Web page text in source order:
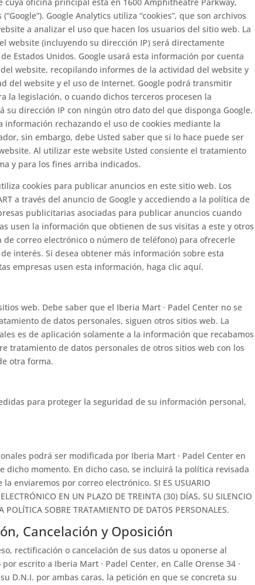
Google Analytics utiliza “cookies”, que son archivos
a analizar el uso que hacen los usuarios del sitio web. La
website (incluyendo su dirección IP) será directamente
Estados Unidos. Google usará esta información por cuenta
website, recopilando informes de la actividad del website y
del website y el uso de Internet. Google podrá transmitir
la legislación, o cuando dichos terceros procesen la
su dirección IP con ningún otro dato del que disponga Google.
rechazando el uso de cookies mediante la
sin embargo, debe Usted saber que si lo hace puede ser
Al utilizar este website Usted consiente el tratamiento
y para los fines arriba indicados.
cookies para publicar anuncios en este sitio web. Los
a través del anuncio de Google y accediendo a la política de
publicitarias asociadas para publicar anuncios cuando
usen la información que obtienen de sus visitas a este y otros
correo electrónico o número de teléfono) para ofrecerle
interés. Si desea obtener más información sobre esta
empresas usen esta información, haga clic aquí.
web. Debe saber que el Iberia Mart · Padel Center no se
de datos personales, siguen otros sitios web. La
es de aplicación solamente a la información que recabamos
tratamiento de datos personales de otros sitios web con los
otra forma.
para proteger la seguridad de su información personal,
podrá ser modificada por Iberia Mart · Padel Center en
momento. En dicho caso, se incluirá la política revisada
enviaremos por correo electrónico. SI ES USUARIO
EN UN PLAZO DE TREINTA (30) DÍAS, SU SILENCIO
SOBRE TRATAMIENTO DE DATOS PERSONALES.
Cancelación y Oposición
rectificación o cancelación de sus datos u oponerse al
escrito a Iberia Mart · Padel Center, en Calle Orense 34 ·
D.N.I. por ambas caras, la petición en que se concreta su